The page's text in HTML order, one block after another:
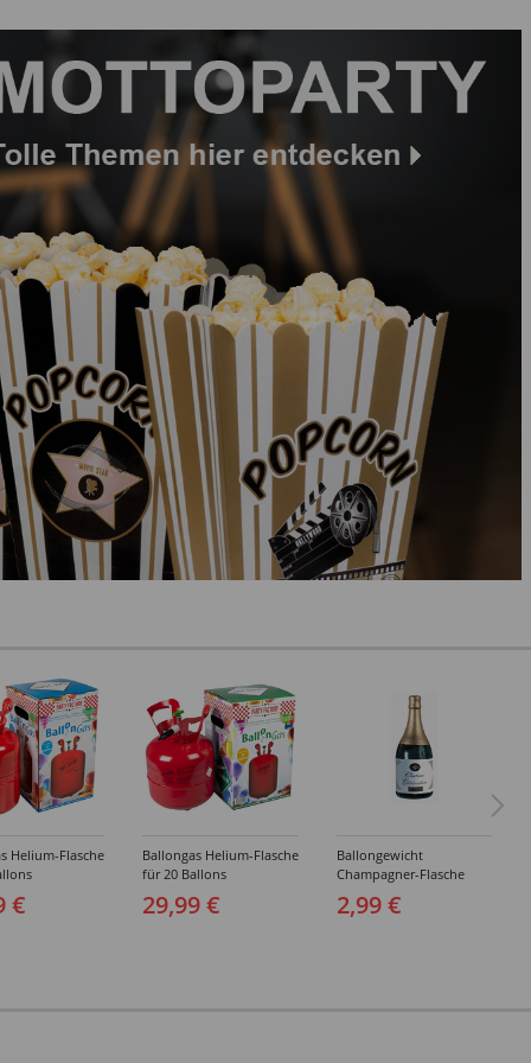
Helium-Flasche
€
Ballongas Helium-Flasche
für 20 Ballons
29,99 €
Ballongewicht
Champagner-Flasche
2,99 €